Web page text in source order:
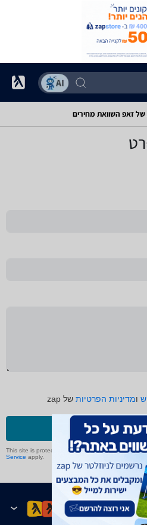
זאפ השוואת מחירים
ומדיניות הפרטיות של zap
שליחה
This site is protected by reCAPTCHA and the
Service apply.